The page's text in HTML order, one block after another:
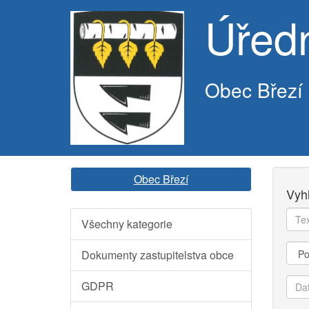
Obec Březí
Obec Březí
Všechny kategorie
Dokumenty zastupitelstva obce
GDPR
Text
k
od